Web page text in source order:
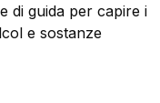
di guida per capire i
e sostanze